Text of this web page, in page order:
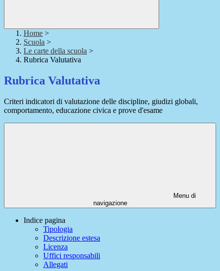
Home >
Scuola >
Le carte della scuola >
Rubrica Valutativa
Rubrica Valutativa
Criteri indicatori di valutazione delle discipline, giudizi globali,
comportamento, educazione civica e prove d'esame
Menu di
navigazione
Indice pagina
Tipologia
Descrizione estesa
Licenza
Uffici responsabili
Allegati